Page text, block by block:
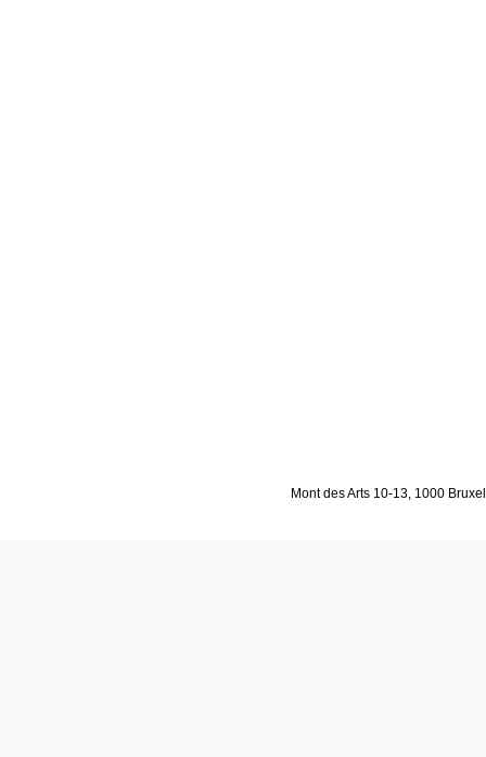
Mont des Arts 10-13, 1000